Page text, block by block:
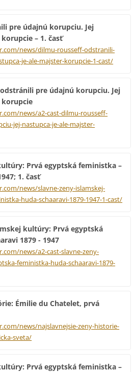
pre údajnú korupciu. Jej
– 1. časť
news/dilmu-rousseff-odstranili-
je-ale-majster-korupcie-1-cast/
pre údajnú korupciu. Jej
korupcie
news/a2-cast-dilmu-rousseff-
jej-nastupca-je-ale-majster-
Prvá egyptská feministka –
1. časť
news/slavne-zeny-islamskej-
huda-schaaravi-1879-1947-1-cast/
kultúry: Prvá egyptská
1879 - 1947
news/a2-cast-slavne-zeny-
feministka-huda-schaaravi-1879-
Émilie du Chatelet, prvá
news/najslavnejsie-zeny-historie-
sveta/
Prvá egyptská feministka –